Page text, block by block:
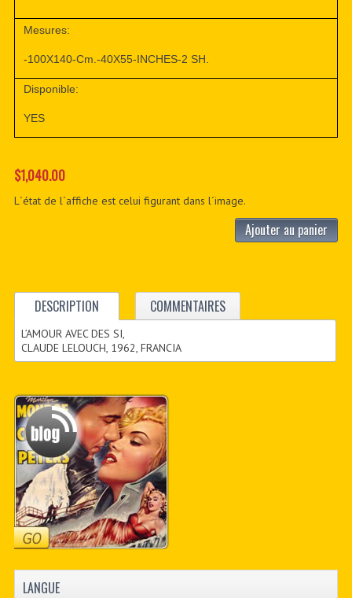
Mesures:
-100X140-Cm.-40X55-INCHES-2 SH.
Disponible:
YES
$1,040.00
L´état de l´affiche est celui figurant dans l´image.
Ajouter au panier
DESCRIPTION COMMENTAIRES
L’AMOUR AVEC DES SI,
CLAUDE LELOUCH, 1962, FRANCIA
LANGUE